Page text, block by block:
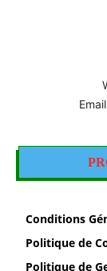
Conditions
Politique de
Politique de